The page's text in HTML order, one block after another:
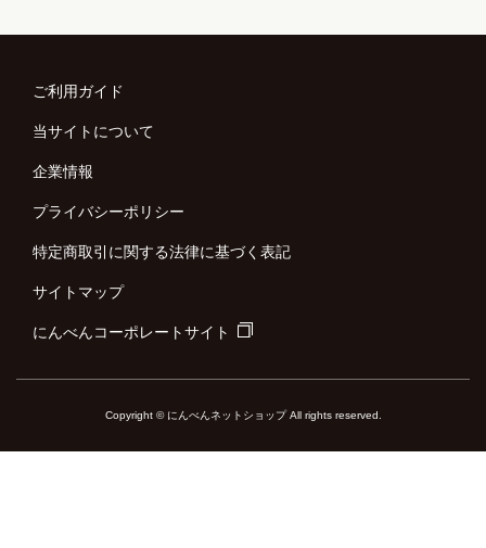
ご利用ガイド
当サイトについて
企業情報
プライバシーポリシー
特定商取引に関する法律に基づく表記
サイトマップ
にんべんコーポレートサイト
Copyright © にんべんネットショップ All rights reserved.